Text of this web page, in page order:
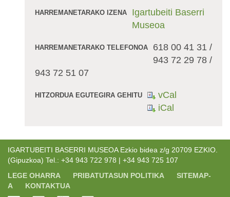
HARREMANETARAKO IZENA
Igartubeiti Baserri
Museoa
HARREMANETARAKO TELEFONOA
618 00 41 31 /
943 72 29 78 /
943 72 51 07
HITZORDUA EGUTEGIRA GEHITU
vCal
iCal
IGARTUBEITI BASERRI MUSEOA Ezkio bidea z/g 20709 EZKIO.
(Gipuzkoa) Tel.: +34 943 722 978 | +34 943 725 107
LEGE OHARRA
PRIBATUTASUN POLITIKA
SITEMAP-
A
KONTAKTUA